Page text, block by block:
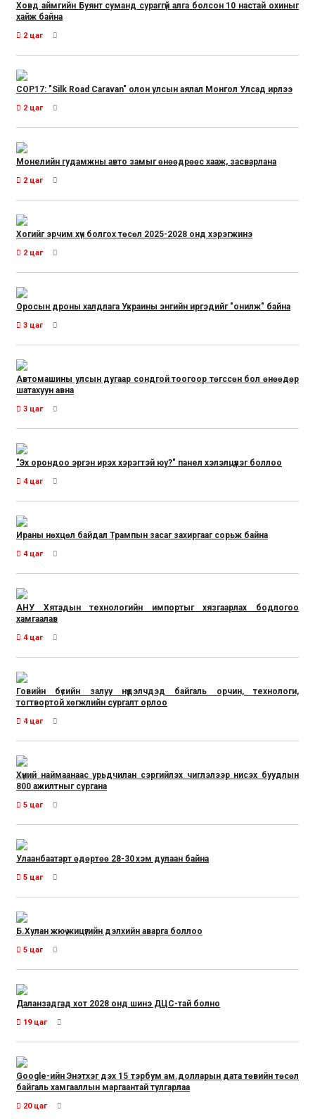
Ховд аймгийн Буянт суманд сураггүй алга болсон 10 настай охиныг
хайж байна
2 цаг
COP17: "Silk Road Caravan" олон улсын аялал Монгол Улсад ирлээ
2 цаг
Монелийн гудамжны авто замыг өнөөдрөөс хааж, засварлана
2 цаг
Хогийг эрчим хүч болгох төсөл 2025-2028 онд хэрэгжинэ
2 цаг
Оросын дроны халдлага Украины энгийн иргэдийг "онилж" байна
3 цаг
Автомашины улсын дугаар сондгой тоогоор төгссөн бол өнөөдөр
шатахуун авна
3 цаг
"Эх орондоо эргэн ирэх хэрэгтэй юу?" панел хэлэлцүүлэг боллоо
4 цаг
Ираны нөхцөл байдал Трампын засаг захиргааг сорьж байна
4 цаг
АНУ Хятадын технологийн импортыг хязгаарлах бодлогоо
хамгаалав
4 цаг
Говийн бүсийн залуу нүүдэлчдэд байгаль орчин, технологи,
тогтвортой хөгжлийн сургалт орлоо
4 цаг
Хүний наймаанаас урьдчилан сэргийлэх чиглэлээр нисэх буудлын
800 ажилтныг сургана
5 цаг
Улаанбаатарт өдөртөө 28-30 хэм дулаан байна
5 цаг
Б.Хулан жюү жицүгийн дэлхийн аварга боллоо
5 цаг
Даланзадгад хот 2028 онд шинэ ДЦС-тай болно
19 цаг
Google-ийн Энэтхэг дэх 15 тэрбум ам.долларын дата төвийн төсөл
байгаль хамгааллын маргаантай тулгарлаа
20 цаг